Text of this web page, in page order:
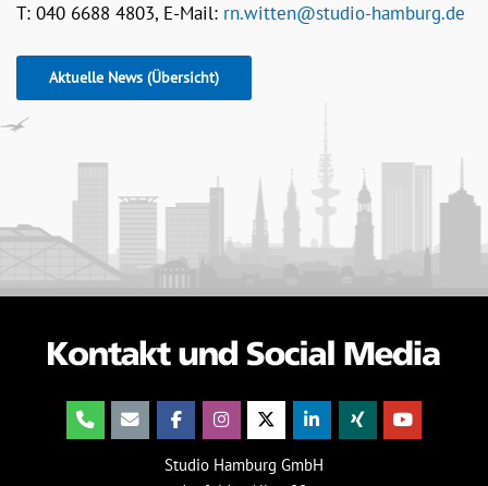
T: 040 6688 4803, E-Mail: rn.witten@studio-hamburg.de
Aktuelle News (Übersicht)
Studio Hamburg GmbH